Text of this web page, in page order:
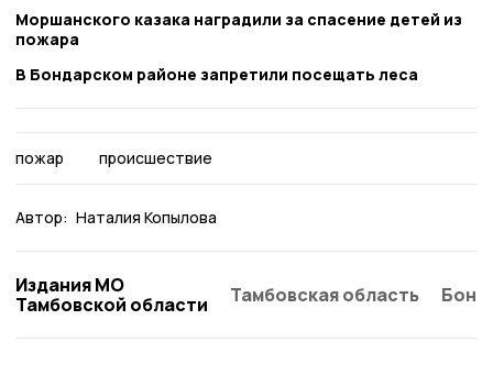
Моршанского казака наградили за спасение детей из
пожара
В Бондарском районе запретили посещать леса
пожар происшествие
Автор: Наталия Копылова
Издания МО
Тамбовской области
Тамбовская область